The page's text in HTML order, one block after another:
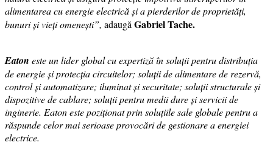
alimentarea cu energie electrică și a pierderilor de proprietăți,
bunuri și vieți omenești”, adaugăGabriel Tache.
Eaton este un lider global cu expertiză în soluții pentru distribuția
de energie și protecția circuitelor; soluții de alimentare de rezervă,
control și automatizare; iluminat și securitate; soluții structurale și
dispozitive de cablare; soluții pentru medii dure și servicii de
inginerie. Eaton este poziționat prin soluțiile sale globale pentru a
răspunde celor mai serioase provocări de gestionare a energiei
electrice.